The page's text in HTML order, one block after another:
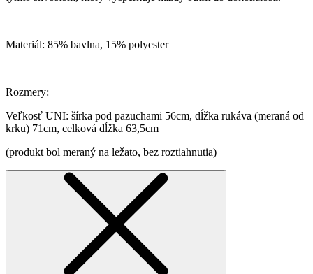
Materiál: 85% bavlna, 15% polyester
Rozmery:
Veľkosť UNI: šírka pod pazuchami 56cm, dĺžka rukáva (meraná od
krku) 71cm, celková dĺžka 63,5cm
(produkt bol meraný na ležato, bez roztiahnutia)